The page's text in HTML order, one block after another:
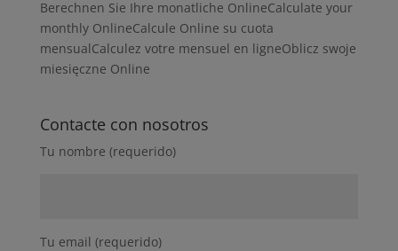
Berechnen Sie Ihre monatliche OnlineCalculate your
monthly OnlineCalcule Online su cuota
mensualCalculez votre mensuel en ligneOblicz swoje
miesięczne Online
Contacte con nosotros
Tu nombre (requerido)
Tu email (requerido)